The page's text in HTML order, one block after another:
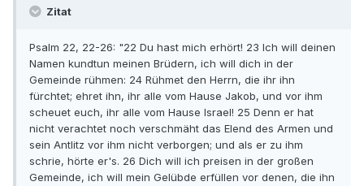
Zitat
Psalm 22, 22-26: "22 Du hast mich erhört! 23 Ich will deinen
Namen kundtun meinen Brüdern, ich will dich in der
Gemeinde rühmen: 24 Rühmet den Herrn, die ihr ihn
fürchtet; ehret ihn, ihr alle vom Hause Jakob, und vor ihm
scheuet euch, ihr alle vom Hause Israel! 25 Denn er hat
nicht verachtet noch verschmäht das Elend des Armen und
sein Antlitz vor ihm nicht verborgen; und als er zu ihm
schrie, hörte er's. 26 Dich will ich preisen in der großen
Gemeinde, ich will mein Gelübde erfüllen vor denen, die ihn